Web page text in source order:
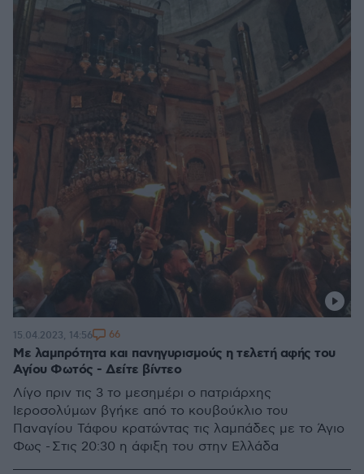
Με λαμπρότητα και πανηγυρισμούς η τελετή αφής του
Αγίου Φωτός - Δείτε βίντεο
Λίγο πριν τις 3 το μεσημέρι ο πατριάρχης
Ιεροσολύμων βγήκε από το κουβούκλιο του
Παναγίου Τάφου κρατώντας τις λαμπάδες με το Άγιο
Φως - Στις 20:30 η άφιξη του στην Ελλάδα
15.04.2023, 14:56 66